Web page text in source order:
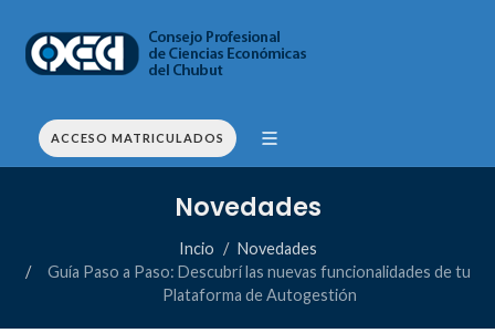
ACCESO MATRICULADOS
Novedades
Incio
Novedades
Guía Paso a Paso: Descubrí las nuevas funcionalidades de tu
Plataforma de Autogestión